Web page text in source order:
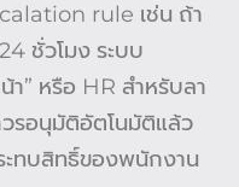
rule เช่น ถ้า
ชั่วโมง ระบบ
” หรือ HR สำหรับลา
รอนุมัติอัตโนมัติแล้ว
ะทบสิทธิ์ของพนักงาน